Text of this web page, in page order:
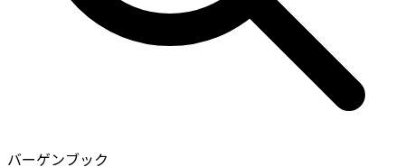
バーゲンブック